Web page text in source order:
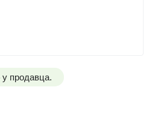
продавца.